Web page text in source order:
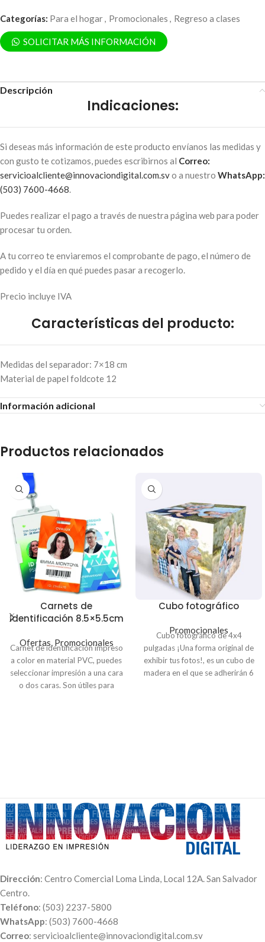
Categorías: Para el hogar, Promocionales , Regreso a clases
SOLICITAR MÁS INFORMACIÓN
Descripción
Indicaciones:
Si deseas más información de este producto envíanos las medidas y
con gusto te cotizamos, puedes escribirnos al Correo:
servicioalcliente@innovaciondigital.com.svo a nuestro WhatsApp:
(503) 7600-4668.
Puedes realizar el pago a través de nuestra página web para poder
procesar tu orden.
A tu correo te enviaremos el comprobante de pago, el número de
pedido y el día en qué puedes pasar a recogerlo.
Precio incluye IVA
Características del producto:
Medidas del separador: 7×18 cm
Material de papel foldcote 12
Información adicional
Productos relacionados
Carnets de
Identificación 8.5×5.5cm
Ofertas, Promocionales
Carnet de identificación impreso
a color en material PVC, puedes
seleccionar impresión a una cara
o dos caras. Son útiles para
Cubo fotográfico
Promocionales
Cubo fotográfico de 4x4
pulgadas ¡Una forma original de
exhibir tus fotos!, es un cubo de
madera en el que se adherirán 6
Dirección: Centro Comercial Loma Linda, Local 12A. San Salvador
Centro.
Teléfono: (503) 2237-5800
WhatsApp: (503) 7600-4668
Correo: servicioalcliente@innovaciondigital.com.sv